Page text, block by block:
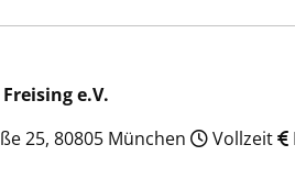
e.V.
25, 80805 München
Vollzeit